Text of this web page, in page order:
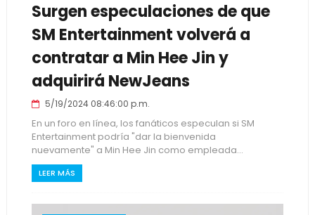
Surgen especulaciones de que
SM Entertainment volverá a
contratar a Min Hee Jin y
adquirirá NewJeans
5/19/2024 08:46:00 p.m.
En un foro en línea, los fanáticos especulan si SM
Entertainment podría "dar la bienvenida
nuevamente" a Min Hee Jin como empleada...
LEER MÁS